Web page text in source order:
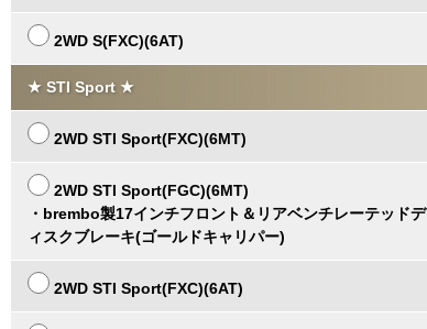
2WD S(FXC)(6AT)
★ STI Sport ★
2WD STI Sport(FXC)(6MT)
2WD STI Sport(FGC)(6MT)
・brembo製17インチフロント＆リアベンチレーテッドデ
ィスクブレーキ(ゴールドキャリパー)
2WD STI Sport(FXC)(6AT)